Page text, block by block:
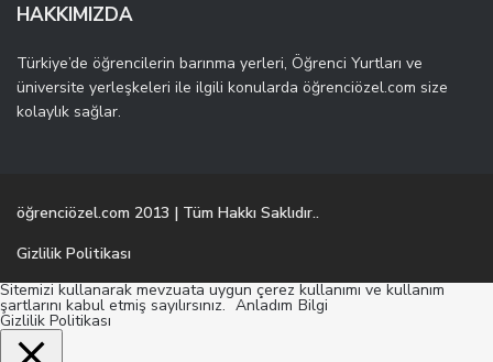
HAKKIMIZDA
Türkiye’de öğrencilerin barınma yerleri, Öğrenci Yurtları ve
üniversite yerleşkeleri ile ilgili konularda öğrenciözel.com size
kolaylık sağlar.
öğrenciözel.com 2013 | Tüm Hakkı Saklıdır..
Gizlilik Politikası
Sitemizi kullanarak mevzuata uygun çerez kullanımı ve kullanım
şartlarını kabul etmiş sayılırsınız. Anladım Bilgi
Gizlilik Politikası